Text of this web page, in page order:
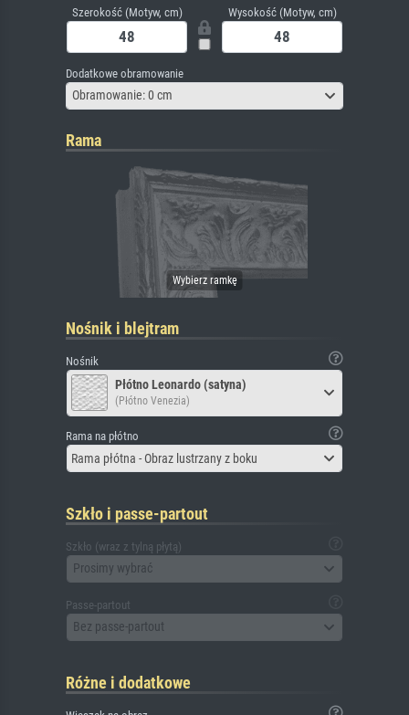
Szerokość (Motyw, cm) Wysokość (Motyw, cm)
Dodatkowe obramowanie
Obramowanie: 0 cm
Rama
Nośnik i blejtram
Nośnik
Płótno Leonardo (satyna)
(Płótno Venezia)
Rama na płótno
Rama płótna - Obraz lustrzany z boku
Szkło i passe-partout
Szkło (wraz z tylną płytą)
Prosimy wybrać
Passe-partout
Bez passe-partout
Różne i dodatkowe